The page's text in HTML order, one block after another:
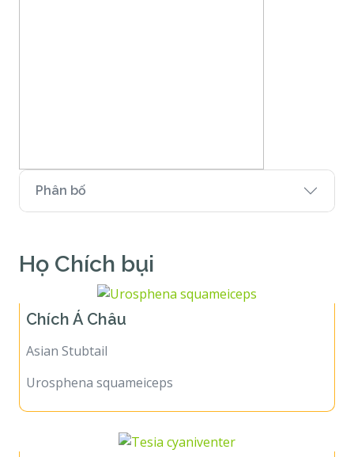
Phân bố
Họ Chích bụi
Chích Á Châu
Asian Stubtail
Urosphena squameiceps